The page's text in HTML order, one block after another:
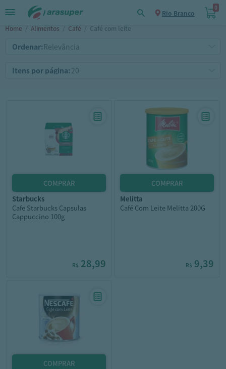
Rio Branco
0
Home / Alimentos / Café / Café com leite
Ordenar:
Itens por página:
starbucks
Cafe Starbucks Capsulas
Cappuccino 100g
R$ 28,99
melitta
Café Com Leite Melitta 200G
R$ 9,39